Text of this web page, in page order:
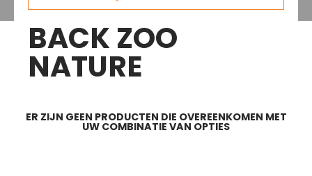
BACK ZOO
NATURE
ER ZIJN GEEN PRODUCTEN DIE OVEREENKOMEN MET
UW COMBINATIE VAN OPTIES